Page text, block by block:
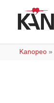
Kanopeo »